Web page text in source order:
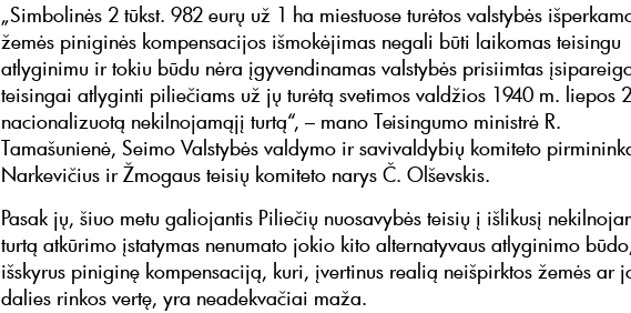
„Simbolinės 2 tūkst. 982 eurų už 1 ha miestuose turėtos valstybės
žemės piniginės kompensacijos išmokėjimas negali būti laikomas teisingu
atlyginimu ir tokiu būdu nėra įgyvendinamas valstybės prisiimtas
teisingai atlyginti piliečiams už jų turėtą svetimos valdžios 1940 m. liepos
nacionalizuotą nekilnojamąjį turtą“, – mano Teisingumo ministrė R.
Tamašunienė, Seimo Valstybės valdymo ir savivaldybių komiteto
Narkevičius ir Žmogaus teisių komiteto narys Č. Olševskis.
Pasak jų, šiuo metu galiojantis Piliečių nuosavybės teisių į išlikusį
turtą atkūrimo įstatymas nenumato jokio kito alternatyvaus atlyginimo
išskyrus piniginę kompensaciją, kuri, įvertinus realią neišpirktos žemės ar
dalies rinkos vertę, yra neadekvačiai maža.